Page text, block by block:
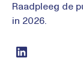
Raadpleeg de
in 2026.